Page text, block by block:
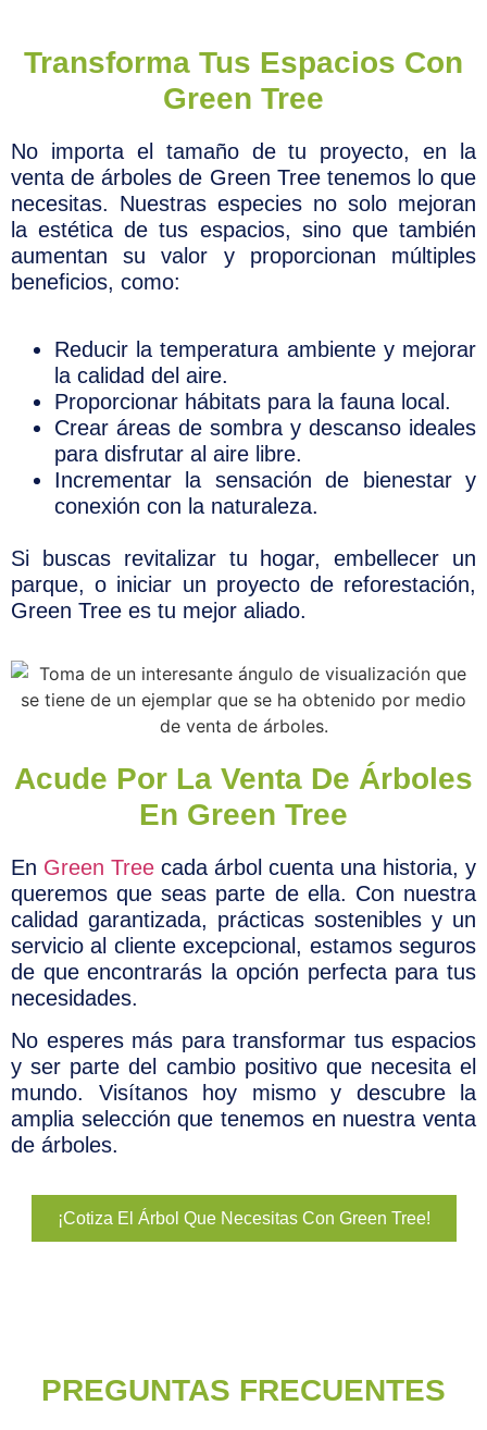
Transforma Tus Espacios Con
Green Tree
No importa el tamaño de tu proyecto, en la
venta de árboles de Green Tree tenemos lo que
necesitas. Nuestras especies no solo mejoran
la estética de tus espacios, sino que también
aumentan su valor y proporcionan múltiples
beneficios, como:
Reducir la temperatura ambiente y mejorar
la calidad del aire.
Proporcionar hábitats para la fauna local.
Crear áreas de sombra y descanso ideales
para disfrutar al aire libre.
Incrementar la sensación de bienestar y
conexión con la naturaleza.
Si buscas revitalizar tu hogar, embellecer un
parque, o iniciar un proyecto de reforestación,
Green Tree es tu mejor aliado.
Acude Por La Venta De Árboles
En Green Tree
En Green Tree cada árbol cuenta una historia, y
queremos que seas parte de ella. Con nuestra
calidad garantizada, prácticas sostenibles y un
servicio al cliente excepcional, estamos seguros
de que encontrarás la opción perfecta para tus
necesidades.
No esperes más para transformar tus espacios
y ser parte del cambio positivo que necesita el
mundo. Visítanos hoy mismo y descubre la
amplia selección que tenemos en nuestra venta
de árboles.
¡Cotiza El Árbol Que Necesitas Con Green Tree!
PREGUNTAS FRECUENTES